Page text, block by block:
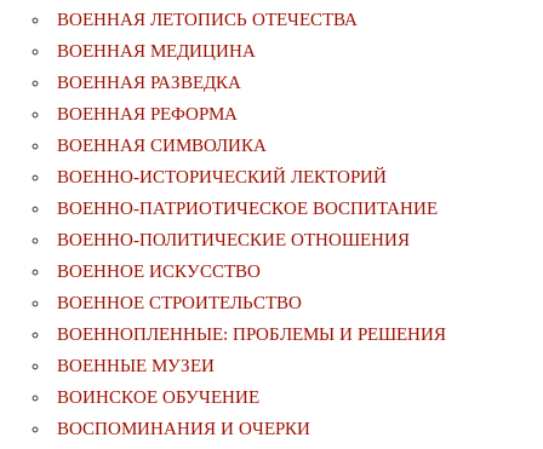
ВОЕННАЯ ЛЕТОПИСЬ ОТЕЧЕСТВА
ВОЕННАЯ МЕДИЦИНА
ВОЕННАЯ РАЗВЕДКА
ВОЕННАЯ РЕФОРМА
ВОЕННАЯ СИМВОЛИКА
ВОЕННО-ИСТОРИЧЕСКИЙ ЛЕКТОРИЙ
ВОЕННО-ПАТРИОТИЧЕСКОЕ ВОСПИТАНИЕ
ВОЕННО-ПОЛИТИЧЕСКИE ОТНОШЕНИЯ
ВОЕННОЕ ИСКУССТВО
ВОЕННОЕ СТРОИТЕЛЬСТВО
ВОЕННОПЛЕННЫЕ: ПРОБЛЕМЫ И РЕШЕНИЯ
ВОЕННЫЕ МУЗЕИ
ВОИНСКОЕ ОБУЧЕНИЕ
ВОСПОМИНАНИЯ И ОЧЕРКИ